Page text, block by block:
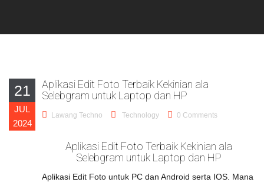
21
JUL
2024
Aplikasi Edit Foto Terbaik Kekinian ala
Selebgram untuk Laptop dan HP
Lawang Techno Technology 0 Comments
Aplikasi Edit Foto Terbaik Kekinian ala
Selebgram untuk Laptop dan HP
Aplikasi Edit Foto untuk PC dan Android serta IOS. Mana